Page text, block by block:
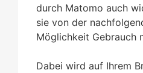
durch Matomo auch
sie von der
Möglichkeit Gebrauch
Dabei wird auf Ihrem